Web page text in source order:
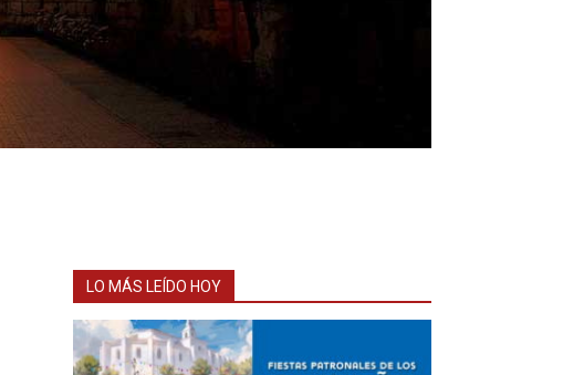
LO MÁS LEÍDO HOY